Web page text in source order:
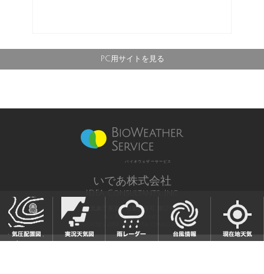
PC用サイトを見る
バイオウェザーサービス
いであ株式会社
IDEA Consultants, Inc.
気象庁長官予報業務許可 第12号
All Rights Reserved,
Copyright(c) 2003-2021 IDEA Consultants,Inc